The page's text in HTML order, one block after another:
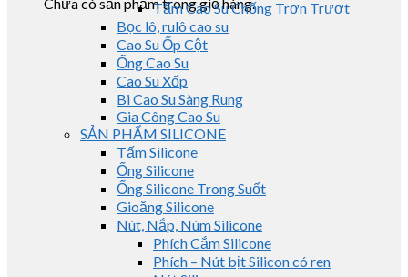
Tấm Cao Su Chống Trơn Trượt
Bọc lô, rulô cao su
Cao Su Ốp Cột
Ống Cao Su
Cao Su Xốp
Bi Cao Su Sàng Rung
Gia Công Cao Su
SẢN PHẨM SILICONE
Tấm Silicone
Ống Silicone
Ống Silicone Trong Suốt
Gioăng Silicone
Nút, Nắp, Núm Silicone
Phích Cắm Silicone
Phích – Nút bịt Silicon có ren